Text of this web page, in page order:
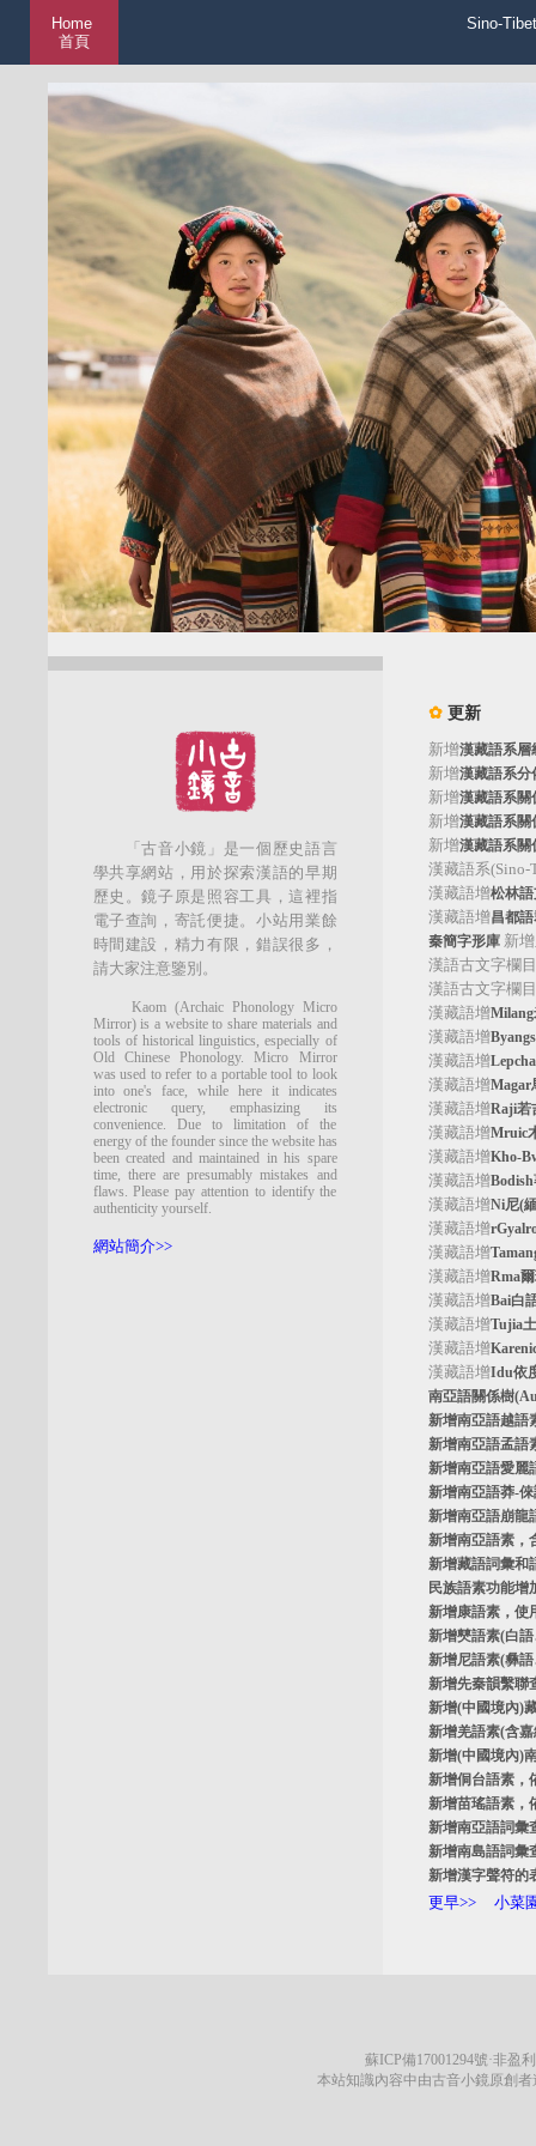
Home
首頁
Sino-
「古音小鏡」是一個歷史語言
學共享網站，用於探索漢語的早期
歷史。鏡子原是照容工具，這裡指
電子查詢，寄託便捷。小站用業餘
時間建設，精力有限，錯誤很多，
請大家注意鑒別。
Kaom (Archaic Phonology Micro
Mirror) is a website to share materials and
tools of historical linguistics, especially of
Old Chinese Phonology. Micro Mirror
was used to refer to a portable tool to look
into one's face, while here it indicates
electronic query, emphasizing its
convenience. Due to limitation of the
energy of the founder since the website has
been created and maintained in his spare
time, there are presumably mistakes and
flaws. Please pay attention to identify the
authenticity yourself.
網站簡介>>
✿ 更新
新增漢藏語系層
新增漢藏語系分
新增漢藏語系關
新增漢藏語系關
新增漢藏語系關
漢藏語系(Sino-
漢藏語增松林語
漢藏語增昌都語
秦簡字形庫新增
漢語古文字欄
漢語古文字欄
漢藏語增Milang
漢藏語增
漢藏語增
漢藏語增Magar
漢藏語增Raji若
漢藏語增Mruic
漢藏語增Kho-
漢藏語增
漢藏語增Ni尼(
漢藏語增
漢藏語增
漢藏語增Rma
漢藏語增Bai白
漢藏語增Tujia
漢藏語增
漢藏語增Idu依
南亞語關係樹
新增南亞語越語
新增南亞語孟語
新增南亞語愛麗
新增南亞語莽-倈
新增南亞語崩龍
新增南亞語素，
新增藏語詞彙和
民族語素功能
新增康語素，使
新增僰語素(白
新增尼語素(彝
新增先秦韻繫聯
新增(中國境內)
新增羌語素(含
新增(中國境內)
新增侗台語素，
新增苗瑤語素，
新增南亞語詞彙
新增南島語詞彙
新增漢字聲符的
更早>> 小菜
蘇ICP備17001294號·非盈
本站知識內容中由古音小鏡原創